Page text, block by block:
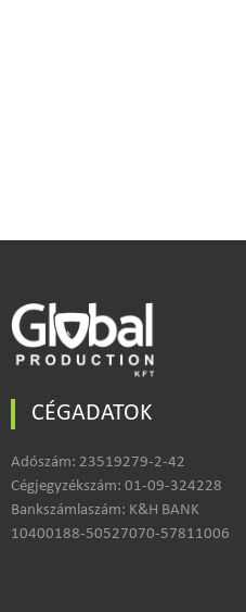
CÉGADATOK
Adószám: 23519279-2-42
Cégjegyzékszám: 01-09-324228
Bankszámlaszám: K&H BANK
10400188-50527070-57811006